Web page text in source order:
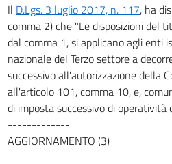
Il D.Lgs. 3 luglio 2017, n. 117, ha
comma 2) che "Le disposizioni del
dal comma 1, si applicano agli enti
nazionale del Terzo settore a
successivo all'autorizzazione della
all'articolo 101, comma 10, e,
di imposta successivo di operatività
-------------
AGGIORNAMENTO (3)